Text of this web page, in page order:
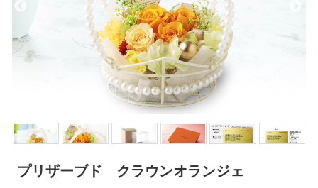
プリザーブド クラウンオランジェ